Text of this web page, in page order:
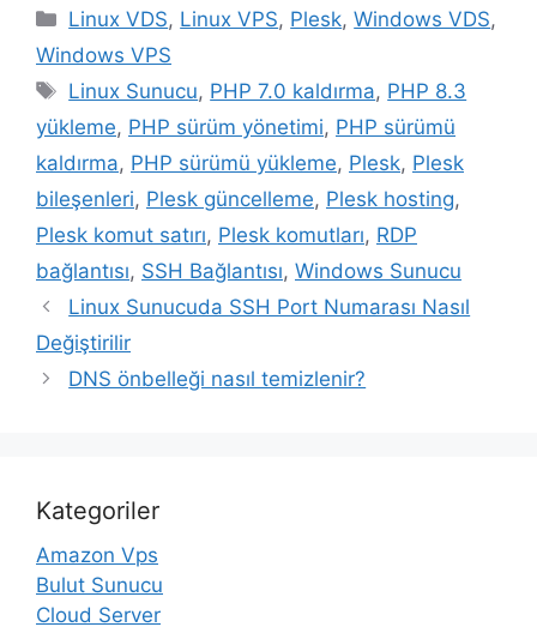
Kategoriler
Linux VDS, Linux VPS, Plesk,Windows VDS,
Windows VPS
Etiketler
Linux Sunucu, PHP 7.0 kaldırma, PHP 8.3
yükleme, PHP sürüm yönetimi, PHP sürümü
kaldırma, PHP sürümü yükleme, Plesk, Plesk
bileşenleri, Plesk güncelleme, Plesk hosting,
Plesk komut satırı, Plesk komutları, RDP
bağlantısı, SSH Bağlantısı, Windows Sunucu
Linux Sunucuda SSH Port Numarası Nasıl
Değiştirilir
DNS önbelleği nasıl temizlenir?
Kategoriler
Amazon Vps
Bulut Sunucu
Cloud Server